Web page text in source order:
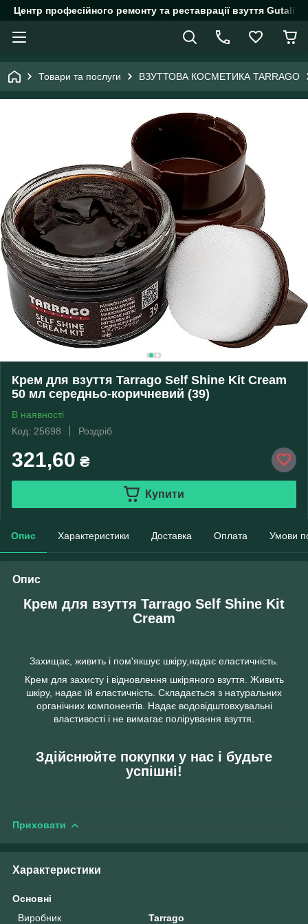
Центр професійного ремонту та реставрації взуття
Товари та послуги ВЗУТТОВА КОСМЕТИКА TARRAGO
Крем для взуття Tarrago Self Shine Kit Cream
50 мл середньо-коричневий (39)
В наявності
Код: 25698
Роздріб
321,60 ₴
Купити
Опис Характеристики Доставка Оплата Умови
Опис
Крем для взуття Tarrago Self Shine Kit
Cream
Захищає, живить і пом'якшує шкіру,надає еластичність.
Крем для захисту і відновлення шкіряного взуття. Живить
шкіру, надає їй еластичність. Складається з натуральних
органічних компонентів. Надає водовідштовхувальні
властивості і не вимагає полірування взуття.
Здійснюйте покупки у нас і будьте
успішні!
Приховати
Характеристики
Основні
Виробник
Tarrago